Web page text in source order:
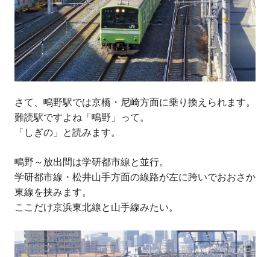
さて、鴫野駅では京橋・尼崎方面に乗り換えられます。
難読駅ですよね「鴫野」って。
「しぎの」と読みます。
鴫野～放出間は学研都市線と並行。
学研都市線・松井山手方面の線路が左に跨いでおおさか
東線を挟みます。
ここだけ京浜東北線と山手線みたい。